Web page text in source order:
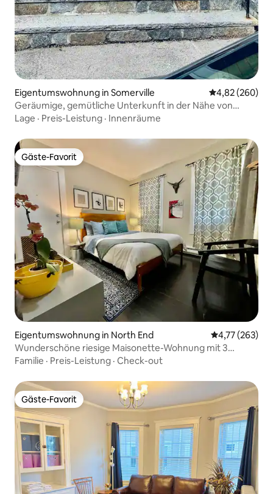
Eigentumswohnung in Somerville
4,82 (260)
Geräumige, gemütliche Unterkunft in der Nähe von
Boston!
Lage · Preis-Leistung · Innenräume
Gäste-Favorit
Gäste-Favorit
Eigentumswohnung in North End
4,77 (263)
Wunderschöne riesige Maisonette-Wohnung mit 3
Bädern für 6 Personen Parkplatz
Familie · Preis-Leistung · Check-out
Gäste-Favorit
Gäste-Favorit